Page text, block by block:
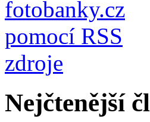
Nejčtenější